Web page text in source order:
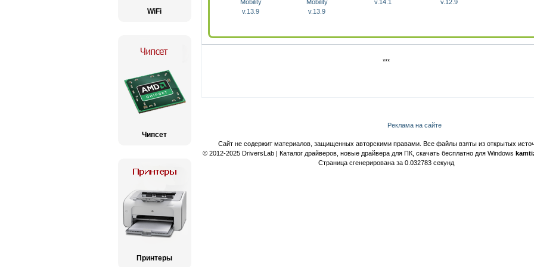
WiFi
Чипсет
Принтеры
Mobility
v.13.9
Mobility
v.13.9
v.14.1
v.12.9
***
Реклама на сайте
Сайт не содержит материалов, защищенных авторскими правами. Все файлы взяты из открытых
© 2012-2025 DriversLab | Каталог драйверов, новые драйвера для ПК, скачать бесплатно для Windows
Страница сгенерирована за 0.032783 секунд